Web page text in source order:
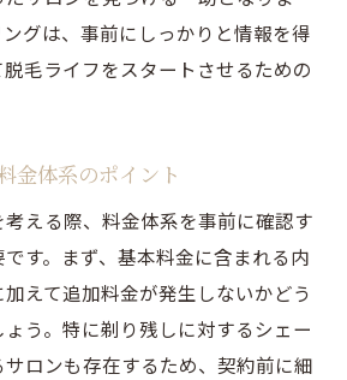
ングで確認するべきポイント
で失敗しないための基準
での脱毛体験者の声を参考に
る剃り残し対策
処理の違いを知る
毛器具の選び方
防ぐための事前準備
高めるための生活習慣
グは、事前にしっかりと情報を得
毛ライフをスタートさせるための
金体系のポイント
える際、料金体系を事前に確認す
す。まず、基本料金に含まれる内
えて追加料金が発生しないかどう
う。特に剃り残しに対するシェー
ロンも存在するため、契約前に細